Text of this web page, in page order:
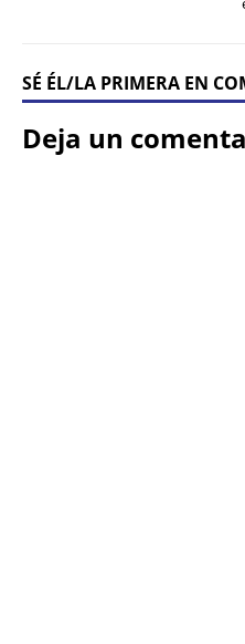
SÉ ÉL/LA PRIMERA EN
Deja un